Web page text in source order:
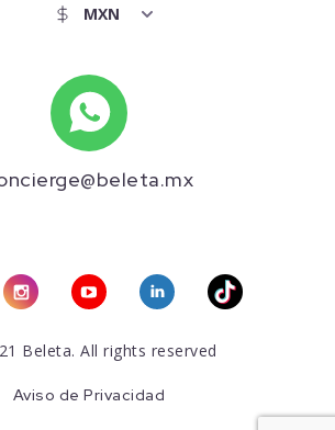
Beleta. All rights reserved
Aviso de Privacidad